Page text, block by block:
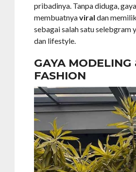
pribadinya. Tanpa diduga,
membuatnyaviral dan
sebagai salah satu selebgram
dan lifestyle.
GAYA
FASHION